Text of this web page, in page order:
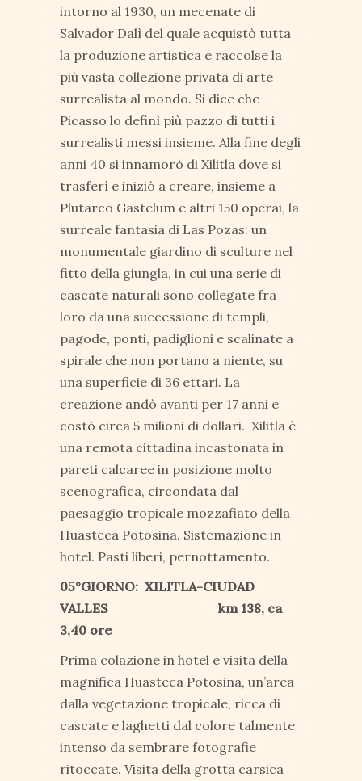
intorno al 1930, un mecenate di
Salvador Dalì del quale acquistò tutta
la produzione artistica e raccolse la
più vasta collezione privata di arte
surrealista al mondo. Si dice che
Picasso lo definì più pazzo di tutti i
surrealisti messi insieme. Alla fine degli
anni 40 si innamorò di Xilitla dove si
trasferì e iniziò a creare, insieme a
Plutarco Gastelum e altri 150 operai, la
surreale fantasia di Las Pozas: un
monumentale giardino di sculture nel
fitto della giungla, in cui una serie di
cascate naturali sono collegate fra
loro da una successione di templi,
pagode, ponti, padiglioni e scalinate a
spirale che non portano a niente, su
una superficie di 36 ettari. La
creazione andò avanti per 17 anni e
costò circa 5 milioni di dollari. Xilitla è
una remota cittadina incastonata in
pareti calcaree in posizione molto
scenografica, circondata dal
paesaggio tropicale mozzafiato della
Huasteca Potosina. Sistemazione in
hotel. Pasti liberi, pernottamento.
05°GIORNO: XILITLA-CIUDAD
VALLES km 138, ca
3,40 ore
Prima colazione in hotel e visita della
magnifica Huasteca Potosina, un’area
dalla vegetazione tropicale, ricca di
cascate e laghetti dal colore talmente
intenso da sembrare fotografie
ritoccate. Visita della grotta carsica